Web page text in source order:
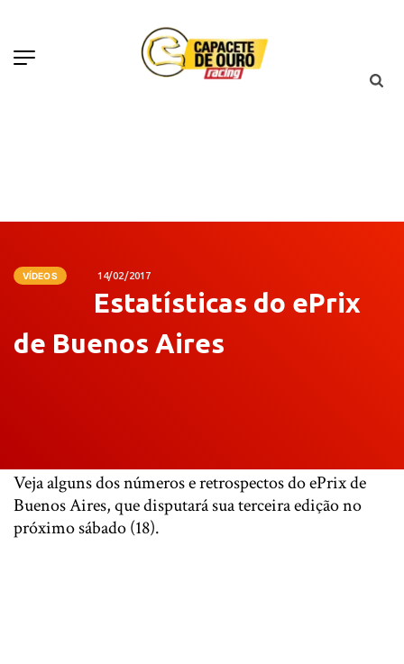
VÍDEOS 14/02/2017
Estatísticas do ePrix
de Buenos Aires
Veja alguns dos números e retrospectos do ePrix de
Buenos Aires, que disputará sua terceira edição no
próximo sábado (18).